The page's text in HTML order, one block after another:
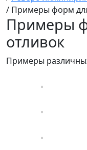
/ Примеры форм
Примеры
отливок
Примеры